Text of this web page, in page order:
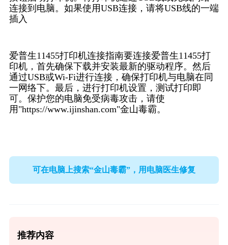
连接到电脑。如果使用USB连接，请将USB线的一端
插入
爱普生11455打印机连接指南要连接爱普生11455打
印机，首先确保下载并安装最新的驱动程序。然后
通过USB或Wi-Fi进行连接，确保打印机与电脑在同
一网络下。最后，进行打印机设置，测试打印即
可。保护您的电脑免受病毒攻击，请使
用"https://www.ijinshan.com"金山毒霸。
可在电脑上搜索“金山毒霸”，用电脑医生修复
推荐内容